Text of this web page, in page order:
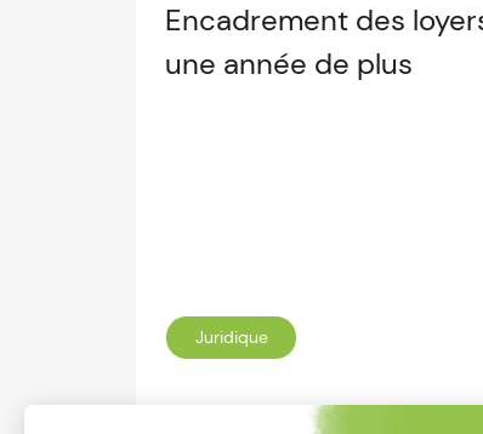
Encadrement des
une année de plus
Juridique